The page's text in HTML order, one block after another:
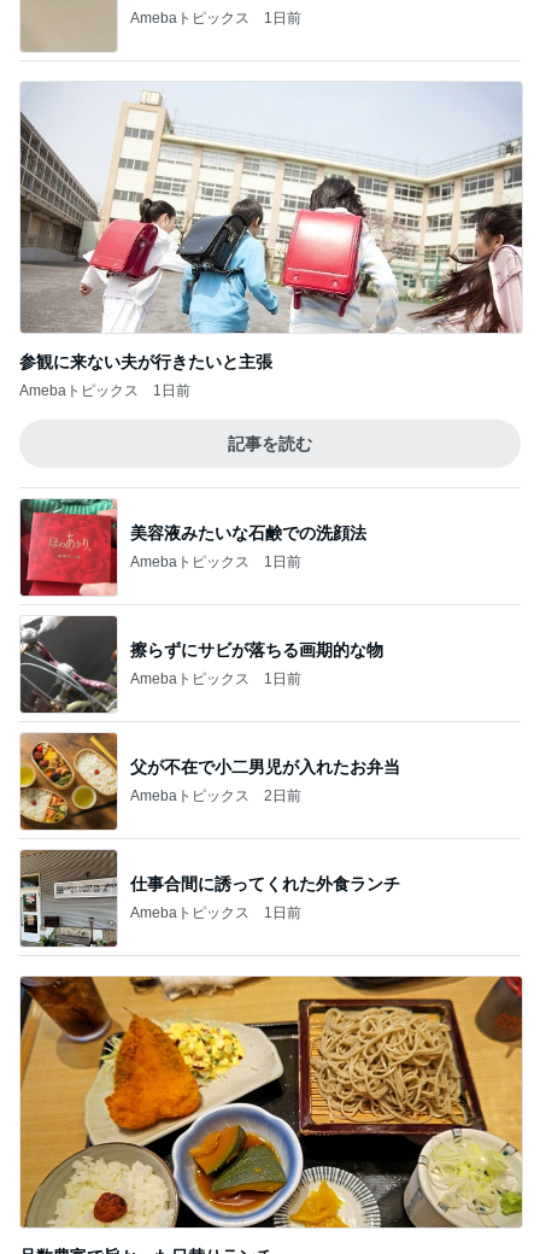
Amebaトピックス 1日前
参観に来ない夫が行きたいと主張
Amebaトピックス 1日前
記事を読む
美容液みたいな石鹸での洗顔法
Amebaトピックス 1日前
擦らずにサビが落ちる画期的な物
Amebaトピックス 1日前
父が不在で小二男児が入れたお弁当
Amebaトピックス 2日前
仕事合間に誘ってくれた外食ランチ
Amebaトピックス 1日前